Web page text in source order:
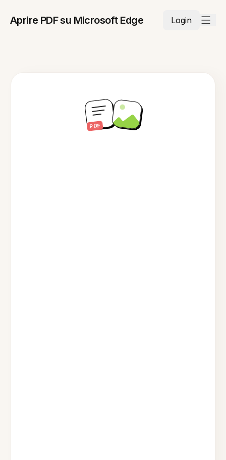
Aprire PDF su Microsoft Edge Login